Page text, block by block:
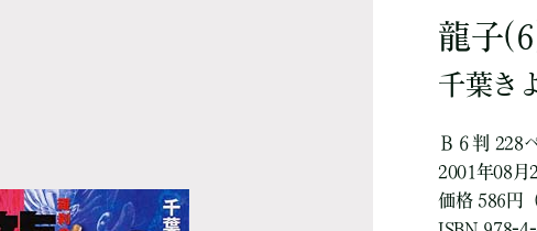
龍子
千葉き
Ｂ６判 228
2001年08月
価格 586円